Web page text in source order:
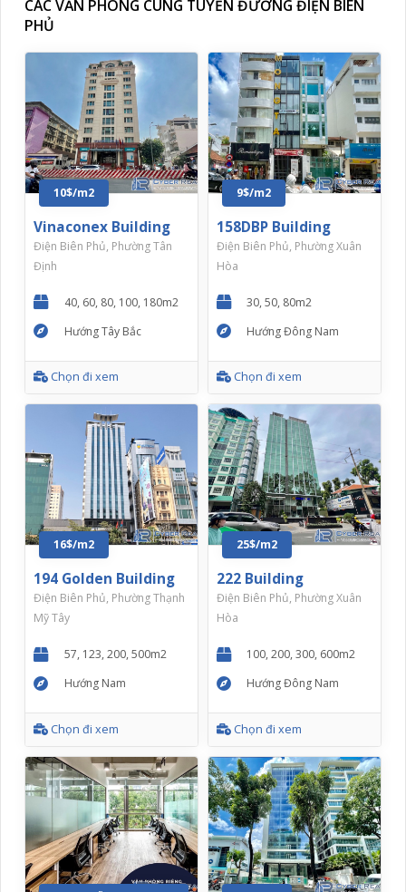
CÁC VĂN PHÒNG CÙNG TUYẾN ĐƯỜNG ĐIỆN BIÊN
PHỦ
10$/m2
Vinaconex Building
Điện Biên Phủ, Phường Tân
Định
40, 60, 80, 100, 180m2
Hướng Tây Bắc
Chọn đi xem
9$/m2
158DBP Building
Điện Biên Phủ, Phường Xuân
Hòa
30, 50, 80m2
Hướng Đông Nam
Chọn đi xem
16$/m2
194 Golden Building
Điện Biên Phủ, Phường Thạnh
Mỹ Tây
57, 123, 200, 500m2
Hướng Nam
Chọn đi xem
25$/m2
222 Building
Điện Biên Phủ, Phường Xuân
Hòa
100, 200, 300, 600m2
Hướng Đông Nam
Chọn đi xem